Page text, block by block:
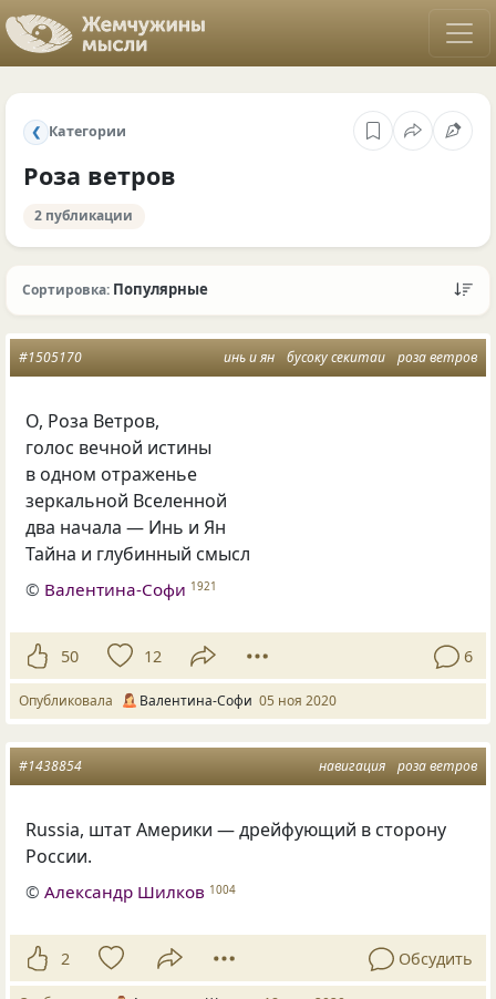
❮ Категории
Роза ветров
2 публикации
Сортировка: Популярные
инь и ян бусоку секитаи роза ветров
#1505170
О, Роза Ветров,
голос вечной истины
в одном отраженье
зеркальной Вселенной
два начала — Инь и Ян
Тайна и глубинный смысл
© Валентина-Софи 1921
50 12 6
Опубликовала Валентина-Софи 05 ноя 2020
навигация роза ветров
#1438854
Russia, штат Америки — дрейфующий в сторону
России.
©Александр Шилков 1004
2 Обсудить